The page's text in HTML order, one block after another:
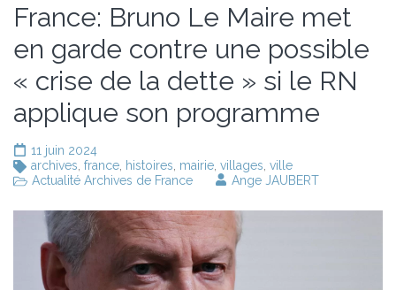
France: Bruno Le Maire met
en garde contre une possible
« crise de la dette » si le RN
applique son programme
11 juin 2024
archives france histoires mairie villages ville
Actualité Archives de France
Ange JAUBERT